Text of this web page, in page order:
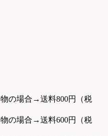
物の場合→送料800円（税
物の場合→送料600円（税